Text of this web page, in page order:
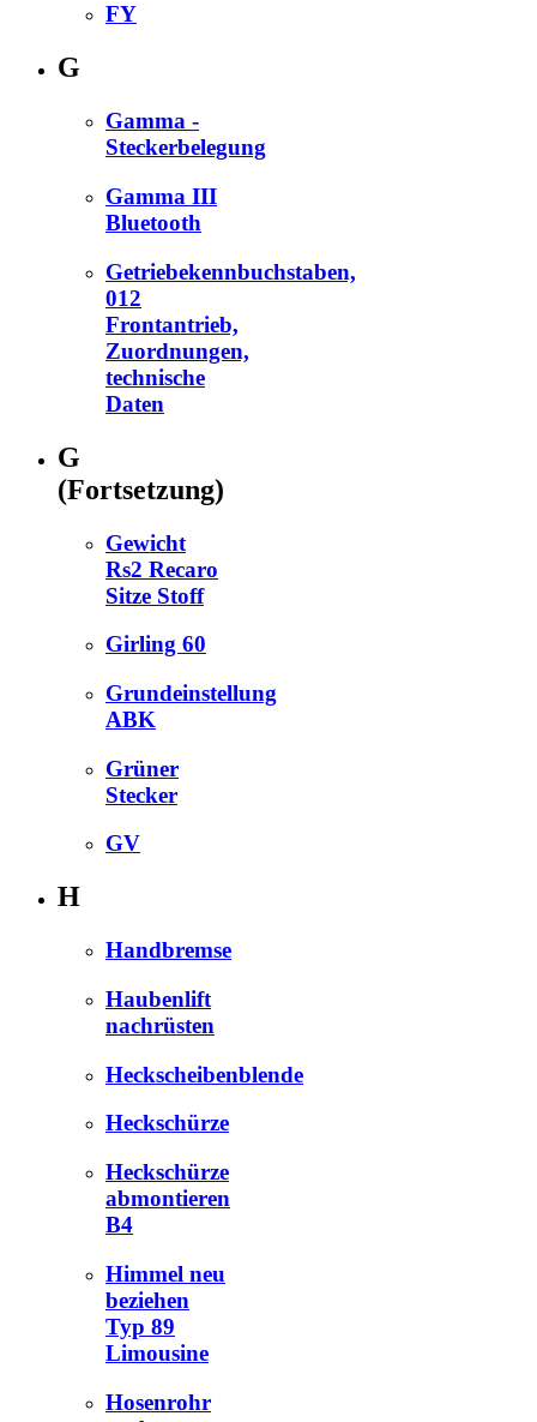
FY
G
Gamma -
Steckerbelegung
Gamma III
Bluetooth
Getriebekennbuchstaben,
012
Frontantrieb,
Zuordnungen,
technische
Daten
G
(Fortsetzung)
Gewicht
Rs2 Recaro
Sitze Stoff
Girling 60
Grundeinstellung
ABK
Grüner
Stecker
GV
H
Handbremse
Haubenlift
nachrüsten
Heckscheibenblende
Heckschürze
Heckschürze
abmontieren
B4
Himmel neu
beziehen
Typ 89
Limousine
Hosenrohr